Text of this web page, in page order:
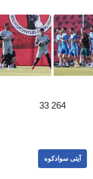
264 33
آیتی سوادکوه